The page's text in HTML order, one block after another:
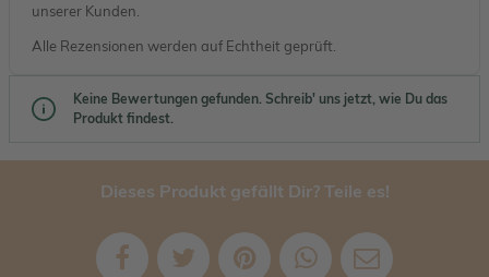
unserer Kunden.
Alle Rezensionen werden auf Echtheit geprüft.
Keine Bewertungen gefunden. Schreib' uns jetzt, wie Du das
Produkt findest.
Dieses Produkt gefällt Dir? Teile es!